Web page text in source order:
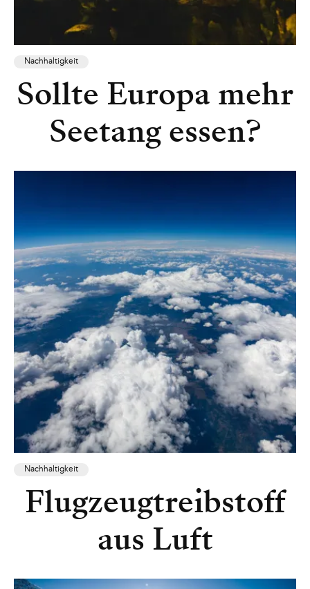
Nachhaltigkeit
Sollte Europa mehr
Seetang essen?
Nachhaltigkeit
Flugzeugtreibstoff
aus Luft